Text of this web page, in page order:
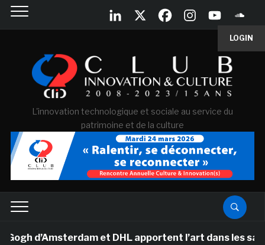
LOGIN
L'innovation technologique et sociale au service du
patrimoine et de la culture
d’Amsterdam et DHL apportent l’art dans les salles